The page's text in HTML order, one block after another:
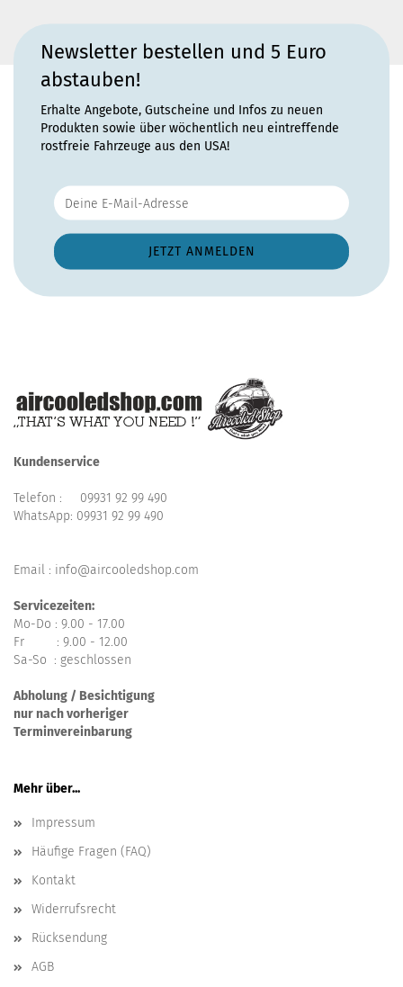
Newsletter bestellen und 5 Euro
abstauben!
Erhalte Angebote, Gutscheine und Infos zu neuen
Produkten sowie über wöchentlich neu eintreffende
rostfreie Fahrzeuge aus den USA!
Kundenservice
Telefon : 09931 92 99 490
WhatsApp: 09931 92 99 490
Email : info@aircooledshop.com
Servicezeiten:
Mo-Do : 9.00 - 17.00
Fr : 9.00 - 12.00
Sa-So : geschlossen
Abholung / Besichtigung
nur nach vorheriger
Terminvereinbarung
Mehr über...
Impressum
Häufige Fragen (FAQ)
Kontakt
Widerrufsrecht
Rücksendung
AGB